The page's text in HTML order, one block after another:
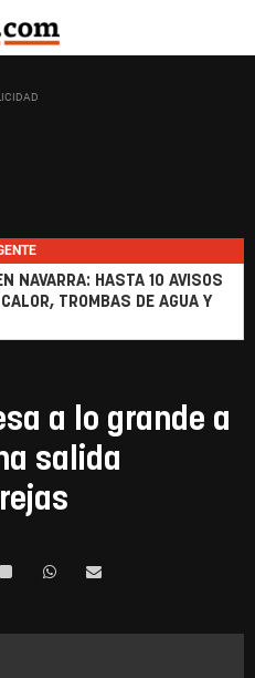
NAVARRA: HASTA 10 AVISOS
TROMBAS DE AGUA Y
a lo grande a
salida